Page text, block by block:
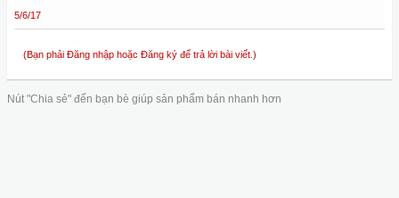
5/6/17
(Bạn phải Đăng nhập hoặc Đăng ký để trả lời bài viết.)
Nút "Chia sẻ" đến bạn bè giúp sản phẩm bán nhanh hơn